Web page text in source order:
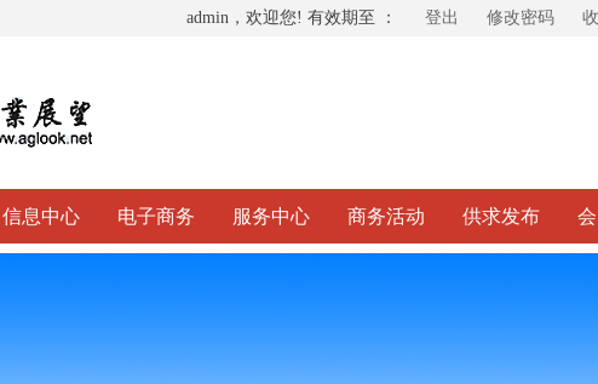
admin，欢迎您! 有效期至 ： 登出 修改密码
信息中心 电子商务 服务中心 商务活动 供求发布